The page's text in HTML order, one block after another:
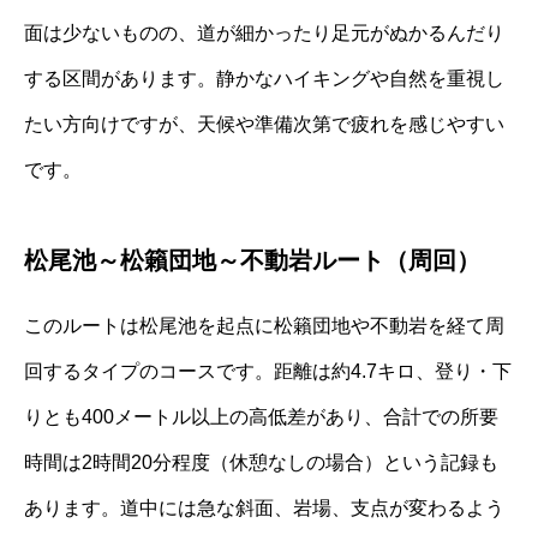
面は少ないものの、道が細かったり足元がぬかるんだり
する区間があります。静かなハイキングや自然を重視し
たい方向けですが、天候や準備次第で疲れを感じやすい
です。
松尾池～松籟団地～不動岩ルート（周回）
このルートは松尾池を起点に松籟団地や不動岩を経て周
回するタイプのコースです。距離は約4.7キロ、登り・下
りとも400メートル以上の高低差があり、合計での所要
時間は2時間20分程度（休憩なしの場合）という記録も
あります。道中には急な斜面、岩場、支点が変わるよう